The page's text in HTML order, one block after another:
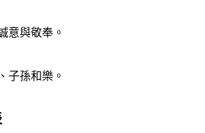
意與敬奉。
子孫和樂。